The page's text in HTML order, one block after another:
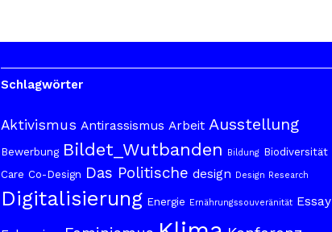
Schlagwörter
Aktivismus Antirassismus Arbeit Ausstellung
Bewerbung Bildet_Wutbanden Bildung Biodiversität
Care Co-Design Das Politische design Design Research
Digitalisierung Energie Ernährungssouveränität Essay